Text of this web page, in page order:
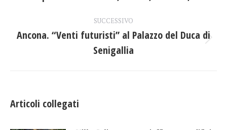
post
SUCCESSIVO
Prossimo
post:
Ancona. “Venti futuristi’’ al Palazzo del Duca di
Senigallia
Articoli collegati